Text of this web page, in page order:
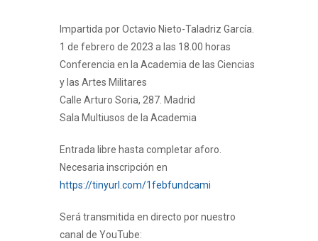
Impartida por Octavio Nieto-Taladriz García.
1 de febrero de 2023 a las 18.00 horas
Conferencia en la Academia de las Ciencias
y las Artes Militares
Calle Arturo Soria, 287. Madrid
Sala Multiusos de la Academia
Entrada libre hasta completar aforo.
Necesaria inscripción en
https://tinyurl.com/1febfundcami
Será transmitida en directo por nuestro
canal de YouTube: